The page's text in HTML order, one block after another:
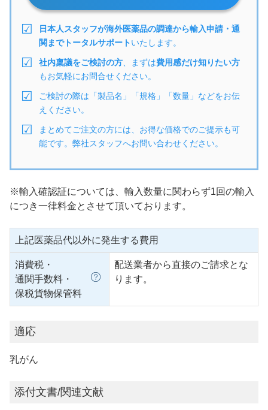
日本人スタッフが海外医薬品の調達から輸入申請・通
関までトータルサポートいたします。
社内稟議をご検討の方 、まずは費用感だけ知りたい方
もお気軽にお問合せください。
ご検討の際は「製品名」「規格」「数量」などをお伝
えください。
まとめてご注文の方には、お得な価格でのご提示も可
能です。弊社スタッフへお問い合わせください。
※輸入確認証については、輸入数量に関わらず1回の輸入
につき一律料金とさせて頂いております。
上記医薬品代以外に発生する費用
消費税・
通関手数料・
保税貨物保管料
配送業者から直接のご請求とな
ります。
適応
乳がん
添付文書/関連文献